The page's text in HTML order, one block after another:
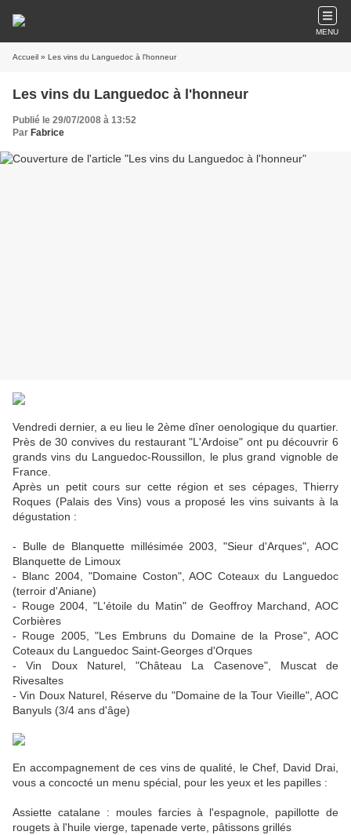
MENU
Accueil » Les vins du Languedoc à l'honneur
Les vins du Languedoc à l'honneur
Publié le 29/07/2008 à 13:52
Par Fabrice
Vendredi dernier, a eu lieu le 2ème dîner oenologique du quartier.
Près de 30 convives du restaurant "L'Ardoise" ont pu découvrir 6
grands vins du Languedoc-Roussillon, le plus grand vignoble de
France.
Après un petit cours sur cette région et ses cépages, Thierry
Roques (Palais des Vins) vous a proposé les vins suivants à la
dégustation :
- Bulle de Blanquette millésimée 2003, "Sieur d'Arques", AOC
Blanquette de Limoux
- Blanc 2004, "Domaine Coston", AOC Coteaux du Languedoc
(terroir d'Aniane)
- Rouge 2004, "L'étoile du Matin" de Geoffroy Marchand, AOC
Corbières
- Rouge 2005, "Les Embruns du Domaine de la Prose", AOC
Coteaux du Languedoc Saint-Georges d'Orques
- Vin Doux Naturel, "Château La Casenove", Muscat de
Rivesaltes
- Vin Doux Naturel, Réserve du "Domaine de la Tour Vieille", AOC
Banyuls (3/4 ans d'âge)
En accompagnement de ces vins de qualité, le Chef, David Drai,
vous a concocté un menu spécial, pour les yeux et les papilles :
Assiette catalane : moules farcies à l'espagnole, papillotte de
rougets à l'huile vierge, tapenade verte, pâtissons grillés